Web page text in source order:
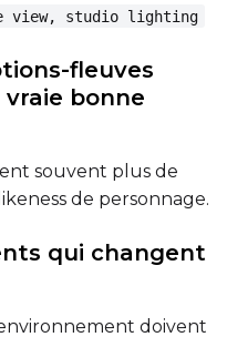
Prompt
Width
Height
view, studio lighting
fleuves
bonne
souvent plus de
de personnage.
qui changent
doivent